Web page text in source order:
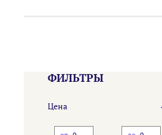
ФИЛЬТРЫ
Цена